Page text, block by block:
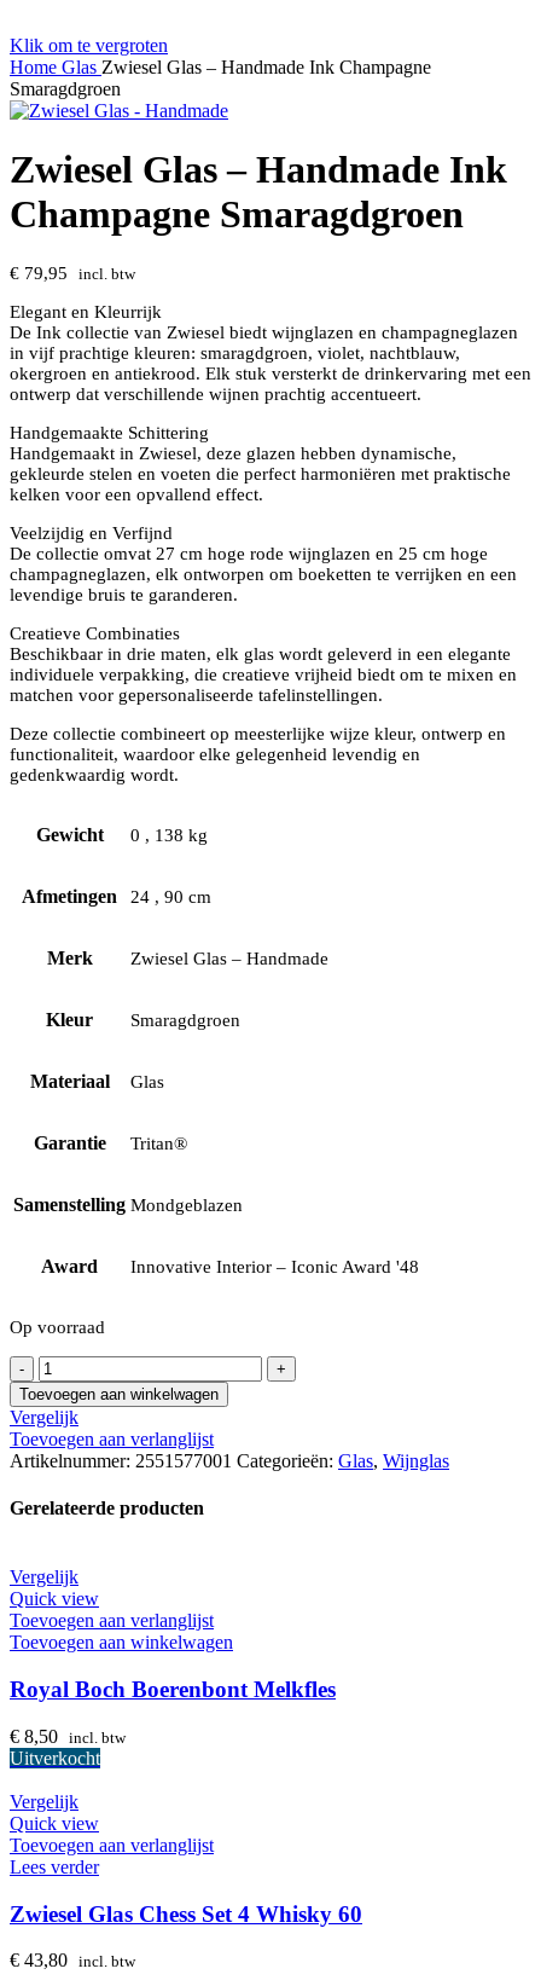
Klik om te vergroten
Home Glas Zwiesel Glas – Handmade Ink Champagne
Smaragdgroen
Zwiesel Glas – Handmade Ink
Champagne Smaragdgroen
€ 79,95 incl. btw
Elegant en Kleurrijk
De Ink collectie van Zwiesel biedt wijnglazen en champagneglazen
in vijf prachtige kleuren: smaragdgroen, violet, nachtblauw,
okergroen en antiekrood. Elk stuk versterkt de drinkervaring met een
ontwerp dat verschillende wijnen prachtig accentueert.
Handgemaakte Schittering
Handgemaakt in Zwiesel, deze glazen hebben dynamische,
gekleurde stelen en voeten die perfect harmoniëren met praktische
kelken voor een opvallend effect.
Veelzijdig en Verfijnd
De collectie omvat 27 cm hoge rode wijnglazen en 25 cm hoge
champagneglazen, elk ontworpen om boeketten te verrijken en een
levendige bruis te garanderen.
Creatieve Combinaties
Beschikbaar in drie maten, elk glas wordt geleverd in een elegante
individuele verpakking, die creatieve vrijheid biedt om te mixen en
matchen voor gepersonaliseerde tafelinstellingen.
Deze collectie combineert op meesterlijke wijze kleur, ontwerp en
functionaliteit, waardoor elke gelegenheid levendig en
gedenkwaardig wordt.
Gewicht 0 , 138 kg
Afmetingen 24 , 90 cm
Merk Zwiesel Glas – Handmade
Kleur Smaragdgroen
Materiaal Glas
Garantie Tritan®
Samenstelling Mondgeblazen
Award Innovative Interior – Iconic Award '48
Op voorraad
Zwiesel
Glas
-
Handmade
Ink
Champagne
aantal
Toevoegen aan winkelwagen
Vergelijk
Toevoegen aan verlanglijst
Artikelnummer: 2551577001 Categorieën: Glas, Wijnglas
Gerelateerde producten
Vergelijk
Quick view
Toevoegen aan verlanglijst
Toevoegen aan winkelwagen
Royal Boch Boerenbont Melkfles
€ 8,50 incl. btw
Uitverkocht
Vergelijk
Quick view
Toevoegen aan verlanglijst
Lees verder
Zwiesel Glas Chess Set 4 Whisky 60
€ 43,80 incl. btw